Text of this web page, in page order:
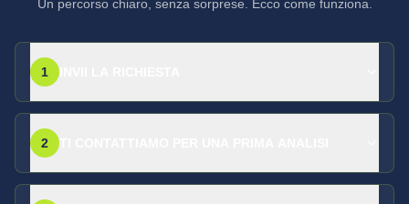
Un percorso chiaro, senza sorprese. Ecco come funziona.
1
2